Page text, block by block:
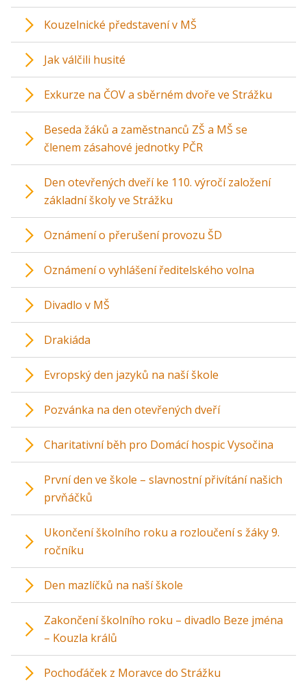
Kouzelnické představení v MŠ
Jak válčili husité
Exkurze na ČOV a sběrném dvoře ve Strážku
Beseda žáků a zaměstnanců ZŠ a MŠ se
členem zásahové jednotky PČR
Den otevřených dveří ke 110. výročí založení
základní školy ve Strážku
Oznámení o přerušení provozu ŠD
Oznámení o vyhlášení ředitelského volna
Divadlo v MŠ
Drakiáda
Evropský den jazyků na naší škole
Pozvánka na den otevřených dveří
Charitativní běh pro Domácí hospic Vysočina
První den ve škole – slavnostní přivítání našich
prvňáčků
Ukončení školního roku a rozloučení s žáky 9.
ročníku
Den mazlíčků na naší škole
Zakončení školního roku – divadlo Beze jména
– Kouzla králů
Pochoďáček z Moravce do Strážku